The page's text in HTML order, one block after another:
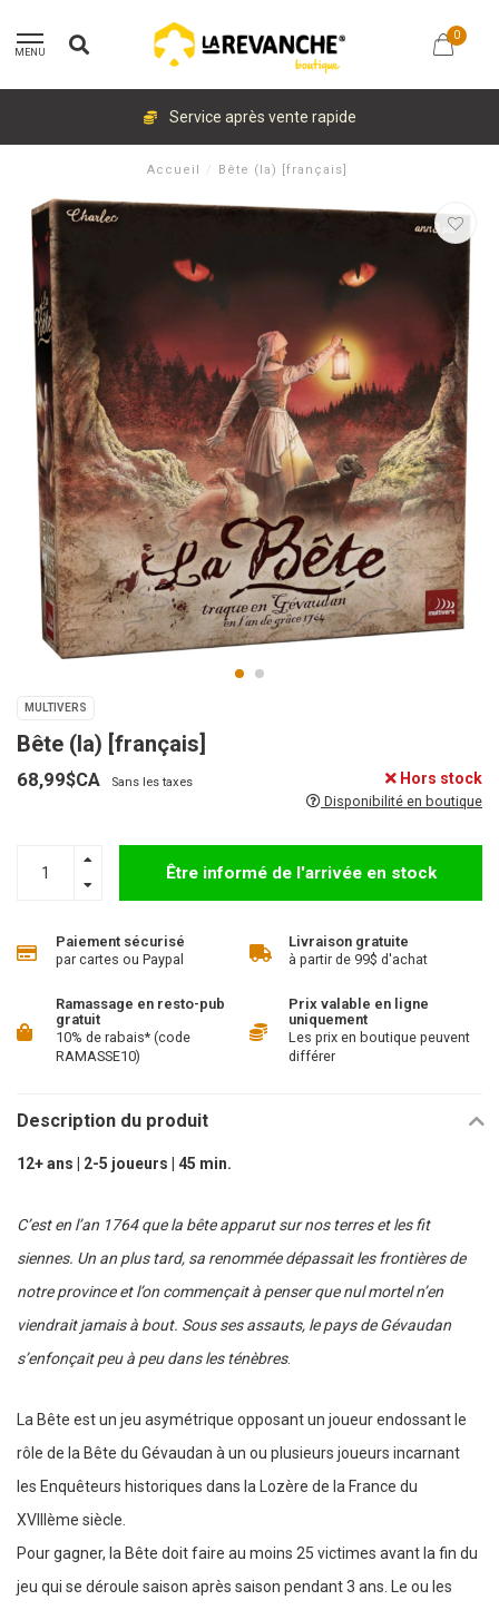
MENU
0
Service après vente rapide
Accueil / Bête (la) [français]
MULTIVERS
Bête (la) [français]
68,99$CA Sans les taxes Hors stock
Disponibilité en boutique
Être informé de l'arrivée en stock
Paiement sécurisé
par cartes ou Paypal
Livraison gratuite
à partir de 99$ d'achat
Ramassage en resto-pub
gratuit
10% de rabais* (code
RAMASSE10)
Prix valable en ligne
uniquement
Les prix en boutique peuvent
différer
Description du produit
12+ ans | 2-5 joueurs | 45 min.
C’est en l’an 1764 que la bête apparut sur nos terres et les fit
siennes. Un an plus tard, sa renommée dépassait les frontières de
notre province et l’on commençait à penser que nul mortel n’en
viendrait jamais à bout. Sous ses assauts, le pays de Gévaudan
s’enfonçait peu à peu dans les ténèbres.
La Bête est un jeu asymétrique opposant un joueur endossant le
rôle de la Bête du Gévaudan à un ou plusieurs joueurs incarnant
les Enquêteurs historiques dans la Lozère de la France du
XVIIIème siècle.
Pour gagner, la Bête doit faire au moins 25 victimes avant la fin du
jeu qui se déroule saison après saison pendant 3 ans. Le ou les